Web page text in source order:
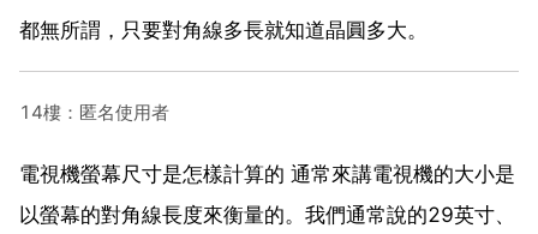
都無所謂，只要對角線多長就知道晶圓多大。
14樓：匿名使用者
電視機螢幕尺寸是怎樣計算的 通常來講電視機的大小是
以螢幕的對角線長度來衡量的。我們通常說的29英寸、